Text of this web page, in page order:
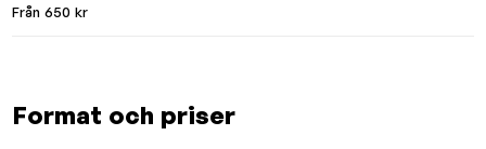
Från 650 kr
Format och priser